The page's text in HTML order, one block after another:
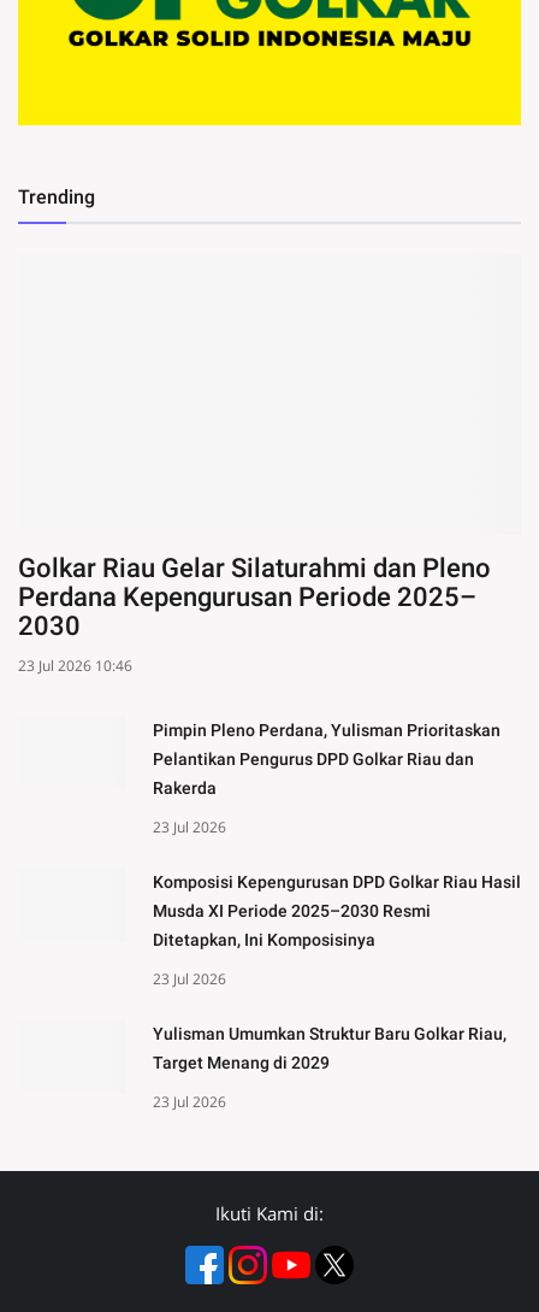
Trending
Golkar Riau Gelar Silaturahmi dan Pleno
Perdana Kepengurusan Periode 2025–
2030
23 Jul 2026 10:46
Pimpin Pleno Perdana, Yulisman Prioritaskan
Pelantikan Pengurus DPD Golkar Riau dan
Rakerda
23 Jul 2026
Komposisi Kepengurusan DPD Golkar Riau Hasil
Musda XI Periode 2025–2030 Resmi
Ditetapkan, Ini Komposisinya
23 Jul 2026
Yulisman Umumkan Struktur Baru Golkar Riau,
Target Menang di 2029
23 Jul 2026
Ikuti Kami di: